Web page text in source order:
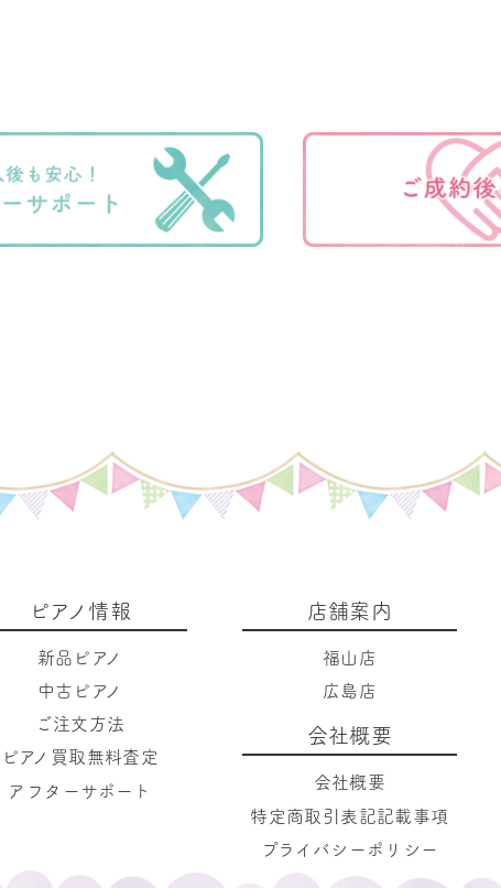
ピアノ情報
新品ピアノ
中古ピアノ
ご注文方法
ピアノ買取無料査定
アフターサポート
店舗案内
福山店
広島店
会社概要
会社概要
特定商取引表記記載事項
プライバシーポリシー